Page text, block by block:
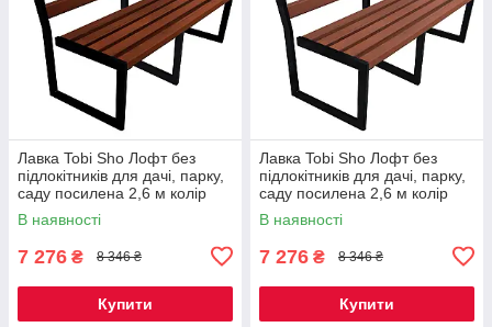
Лавка Tobi Sho Лофт без
підлокітників для дачі, парку,
саду посилена 2,6 м колір
каштан
В наявності
7 276 ₴ 8 346 ₴
Купити
Лавка Tobi Sho Лофт без
підлокітників для дачі, парку,
саду посилена 2,6 м колір
черешня
В наявності
7 276 ₴ 8 346 ₴
Купити